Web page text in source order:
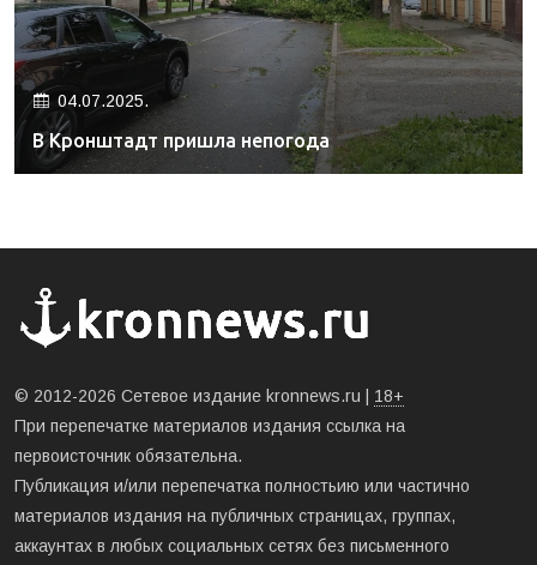
04.07.2025.
В Кронштадт пришла непогода
© 2012-2026 Сетевое издание kronnews.ru | 18+
При перепечатке материалов издания ссылка на
первоисточник обязательна.
Публикация и/или перепечатка полностьию или частично
материалов издания на публичных страницах, группах,
аккаунтах в любых социальных сетях без письменного